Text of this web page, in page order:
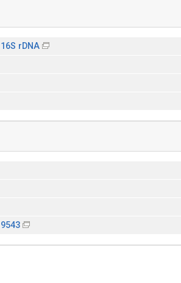
16S rDNA
9543